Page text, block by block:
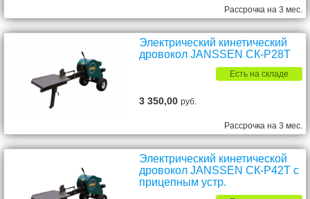
Рассрочка на 3 мес.
Электрический кинетический
дровокол JANSSEN СК-P28T
Есть на складе
3 350,00руб.
Рассрочка на 3 мес.
Электрический кинетической
дровокол JANSSEN СК-P42T с
прицепным устр.